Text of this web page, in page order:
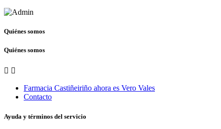
Quiénes somos
Quiénes somos
 
Farmacia Castiñeiriño ahora es Vero Vales
Contacto
Ayuda y términos del servicio